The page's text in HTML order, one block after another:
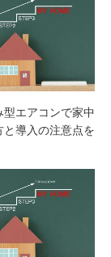
型エアコンで家中
導入の注意点を